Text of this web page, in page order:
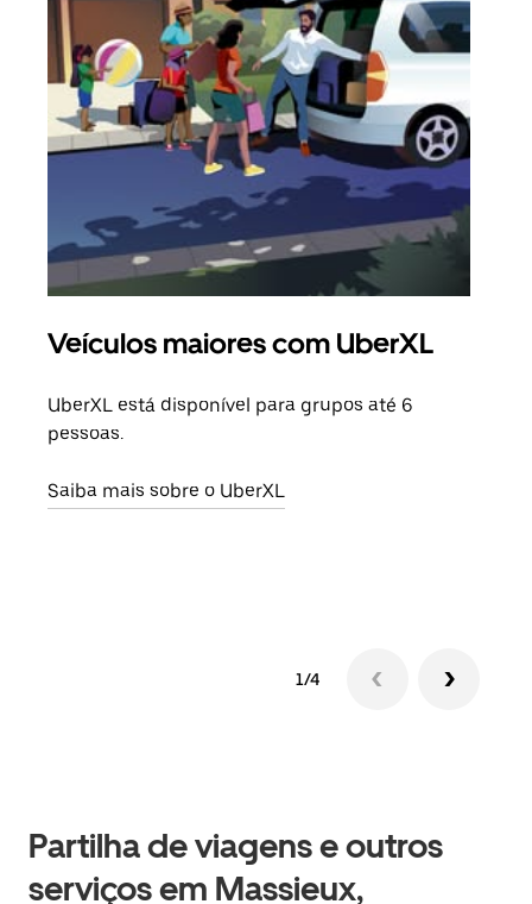
Veículos maiores com UberXL
UberXL está disponível para grupos até 6
pessoas.
Saiba mais sobre o UberXL
1/4
Partilha de viagens e outros
serviços em Massieux,